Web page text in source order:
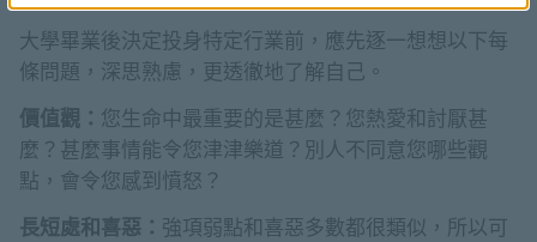
大學畢業後決定投身特定行業前，應先逐一想想以下每
條問題，深思熟慮，更透徹地了解自己。
價值觀： 您生命中最重要的是甚麼？您熱愛和討厭甚
麼？甚麼事情能令您津津樂道？別人不同意您哪些觀
點，會令您感到憤怒？
長短處和喜惡： 強項弱點和喜惡多數都很類似，所以可